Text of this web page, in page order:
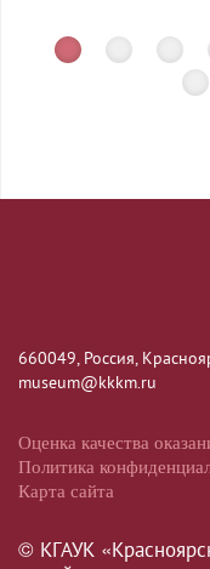
660049, Россия,
museum@kkkm.ru
Оценка качества
Политика
Карта сайта
© КГАУК